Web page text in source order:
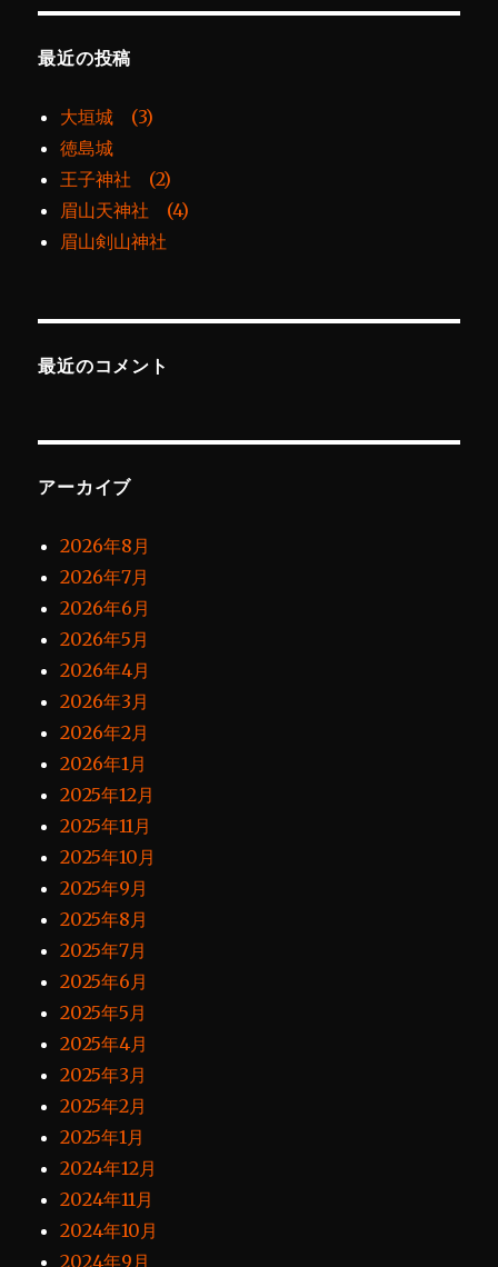
最近の投稿
大垣城 (3)
徳島城
王子神社 (2)
眉山天神社 (4)
眉山剣山神社
最近のコメント
アーカイブ
2026年8月
2026年7月
2026年6月
2026年5月
2026年4月
2026年3月
2026年2月
2026年1月
2025年12月
2025年11月
2025年10月
2025年9月
2025年8月
2025年7月
2025年6月
2025年5月
2025年4月
2025年3月
2025年2月
2025年1月
2024年12月
2024年11月
2024年10月
2024年9月